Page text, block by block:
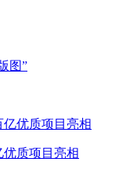
图”
质项目亮相